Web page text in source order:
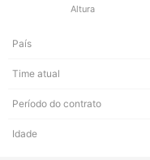
Altura
País
Time atual
Período do contrato
Idade